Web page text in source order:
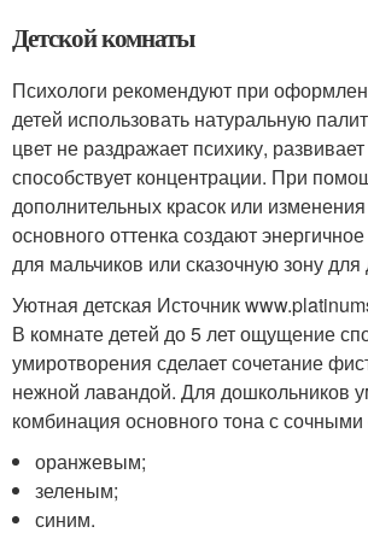
Детской комнаты
Психологи рекомендуют при
детей использовать натуральную
цвет не раздражает психику,
способствует концентрации. При
дополнительных красок или
основного оттенка создают
для мальчиков или сказочную зону для
Уютная детская Источник
В комнате детей до 5 лет ощущение
умиротворения сделает сочетание
нежной лавандой. Для дошкольников
комбинация основного тона с
оранжевым;
зеленым;
синим.